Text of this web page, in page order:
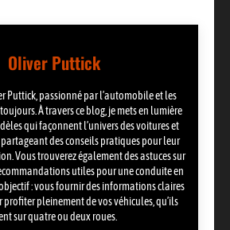
Oliver Puttick
Puttick, passionné par l’automobile et les
À travers ce blog, je mets en lumière
qui façonnent l’univers des voitures et
des conseils pratiques pour leur
Vous trouverez également des astuces sur
utiles pour une conduite en
: vous fournir des informations claires
profiter pleinement de vos véhicules, qu’ils
sur quatre ou deux roues.